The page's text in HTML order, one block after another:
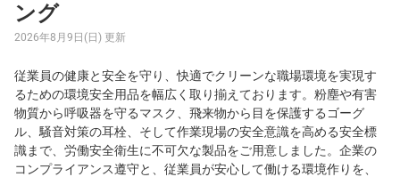
ング
2026年8月9日(日) 更新
従業員の健康と安全を守り、快適でクリーンな職場環境を実現す
るための環境安全用品を幅広く取り揃えております。粉塵や有害
物質から呼吸器を守るマスク、飛来物から目を保護するゴーグ
ル、騒音対策の耳栓、そして作業現場の安全意識を高める安全標
識まで、労働安全衛生に不可欠な製品をご用意しました。企業の
コンプライアンス遵守と、従業員が安心して働ける環境作りを、